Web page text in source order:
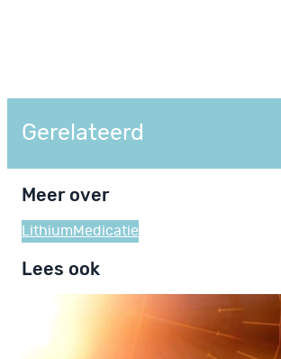
Gerelateerd
Meer over
Lithium Medicatie
Lees ook